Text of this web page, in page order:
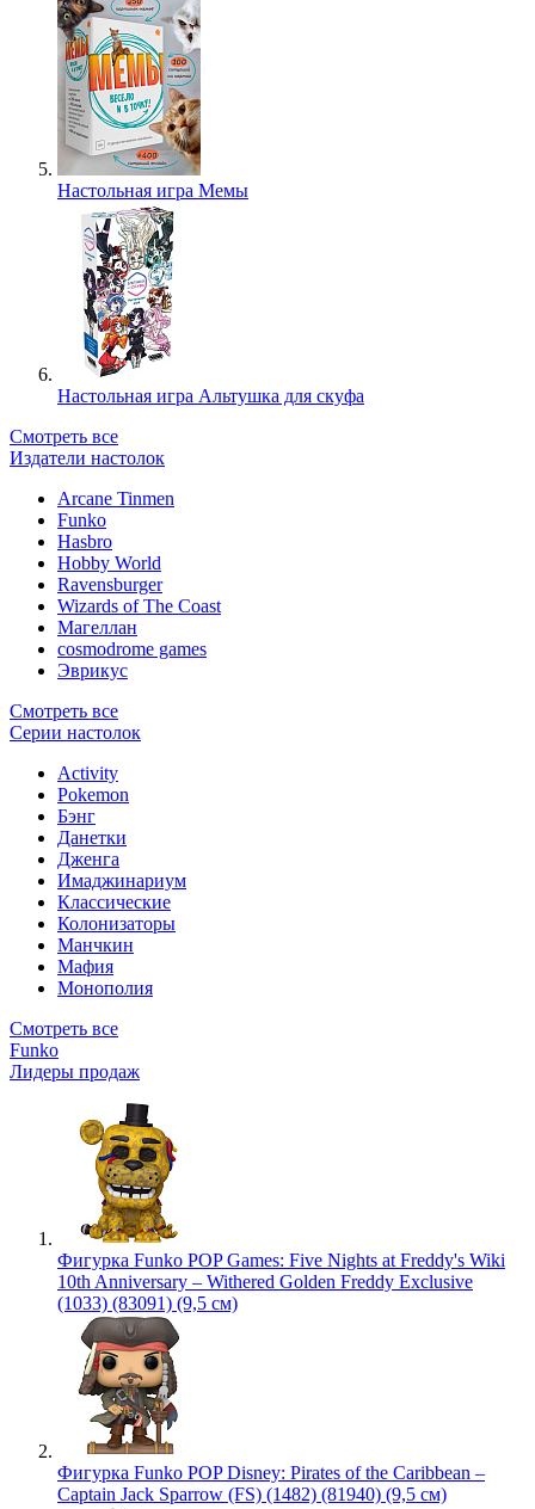
Настольная игра Мемы
Настольная игра Альтушка для скуфа
Смотреть все
Издатели настолок
Arcane Tinmen
Funko
Hasbro
Hobby World
Ravensburger
Wizards of The Coast
Магеллан
сosmodrome games
Эврикус
Смотреть все
Серии настолок
Activity
Pokemon
Бэнг
Данетки
Дженга
Имаджинариум
Классические
Колонизаторы
Манчкин
Мафия
Монополия
Смотреть все
Funko
Лидеры продаж
Фигурка Funko POP Games: Five Nights at Freddy's Wiki
10th Anniversary – Withered Golden Freddy Exclusive
(1033) (83091) (9,5 см)
Фигурка Funko POP Disney: Pirates of the Caribbean –
Captain Jack Sparrow (FS) (1482) (81940) (9,5 см)